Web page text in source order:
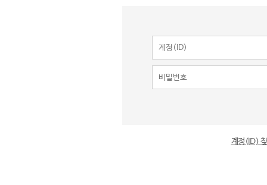
계정(ID)